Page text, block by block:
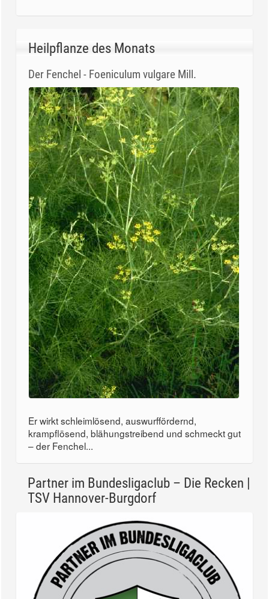
Heilpflanze des Monats
Der Fenchel - Foeniculum vulgare Mill.
Er wirkt schleimlösend, auswurffördernd,
krampflösend, blähungstreibend und schmeckt gut
– der Fenchel...
Partner im Bundesligaclub – Die Recken |
TSV Hannover-Burgdorf